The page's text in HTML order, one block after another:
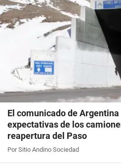
El comunicado de
expectativas de los
reapertura del Paso
Por Sitio Andino Sociedad